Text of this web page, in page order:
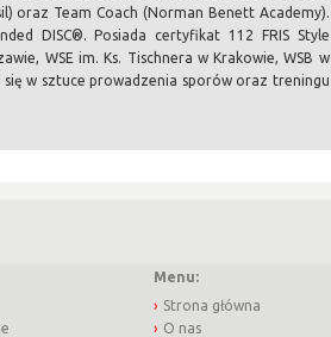
oraz Team Coach (Norman Benett Academy).
DISC®. Posiada certyfikat 112 FRIS Style
WSE im. Ks. Tischnera w Krakowie, WSB w
się w sztuce prowadzenia sporów oraz treningu
Menu:
Strona główna
O nas